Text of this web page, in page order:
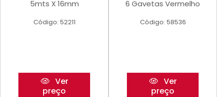
5mts X 16mm
Código: 52211
Ver
preço
6 Gavetas Vermelho
Código: 58536
Ver
preço